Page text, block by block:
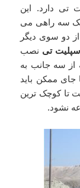
تی دارد. این
یک سه راهی می
دو سوی دیگر
اسپلیت تی نصب
سه جانب به
جای ممکن باید
تا کوچک ترین
نشود.